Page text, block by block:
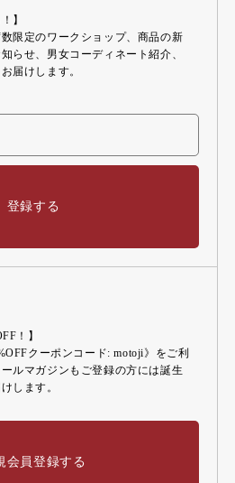
】
限定のワークショップ、商品の新
らせ、男女コーディネート紹介、
届けします。
登録する
！】
クーポンコード: motoji》をご利
ルマガジンもご登録の方には誕生
します。
会員登録する